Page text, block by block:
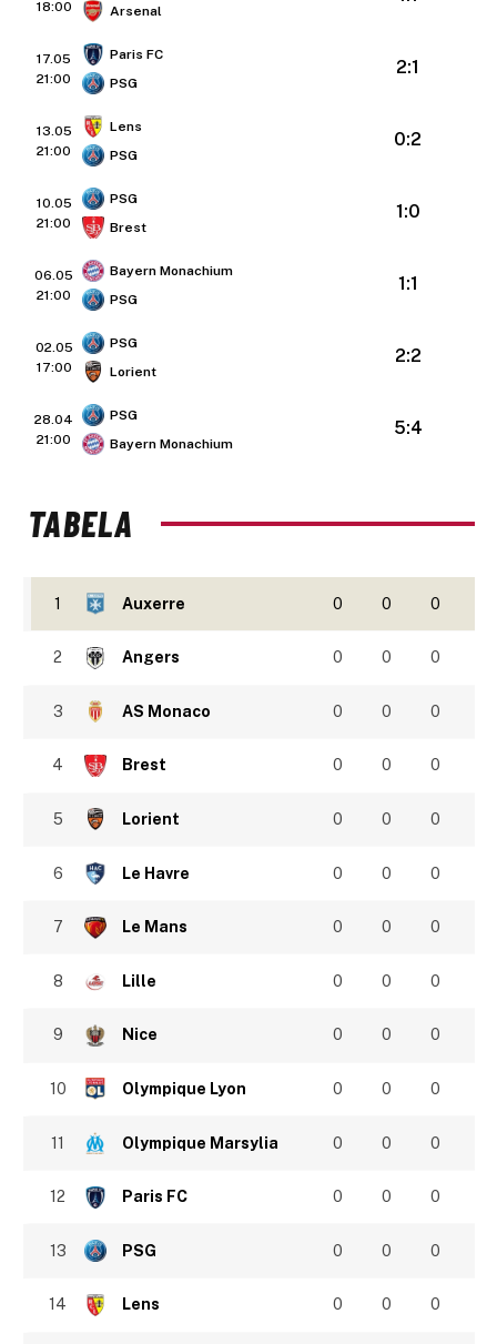
18:00
Arsenal
17.05
21:00
Paris FC
PSG
2:1
13.05
21:00
Lens
PSG
0:2
10.05
21:00
PSG
Brest
1:0
06.05
21:00
Bayern Monachium
PSG
1:1
02.05
17:00
PSG
Lorient
2:2
28.04
21:00
PSG
Bayern Monachium
5:4
TABELA
1 Auxerre 0 0 0
2 Angers 0 0 0
3 AS Monaco 0 0 0
4 Brest 0 0 0
5 Lorient 0 0 0
6 Le Havre 0 0 0
7 Le Mans 0 0 0
8 Lille 0 0 0
9 Nice 0 0 0
10 Olympique Lyon 0 0 0
11 Olympique Marsylia 0 0 0
12 Paris FC 0 0 0
13 PSG 0 0 0
14 Lens 0 0 0